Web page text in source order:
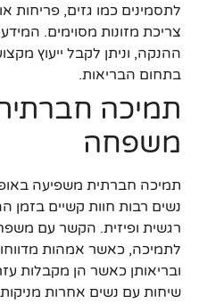
לתסמינים כמו גזים, פריחות
צריכת מזונות מסוימים.
ההנקה, וניתן לקבל ייעוץ
בתחום הבריאות.
תמיכה
משפחה
תמיכה חברתית משפיעה
נשים רבות חוות קשיים בזמן
רגשית ופיזית. הקשר עם
לתמיכה, כאשר אמהות
ובריאותן כאשר הן מקבלות
שיחות עם נשים אחרות